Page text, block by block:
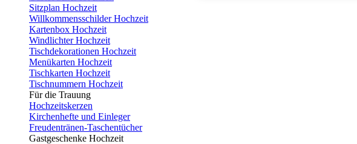
Sitzplan Hochzeit
Willkommensschilder Hochzeit
Kartenbox Hochzeit
Windlichter Hochzeit
Tischdekorationen Hochzeit
Menükarten Hochzeit
Tischkarten Hochzeit
Tischnummern Hochzeit
Für die Trauung
Hochzeitskerzen
Kirchenhefte und Einleger
Freudentränen-Taschentücher
Gastgeschenke Hochzeit